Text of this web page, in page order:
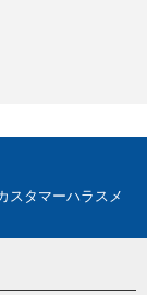
スタマーハラスメ